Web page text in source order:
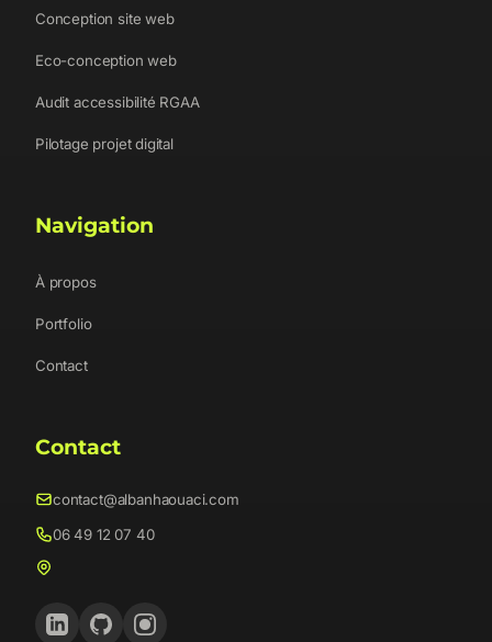
Conception site web
Eco-conception web
Audit accessibilité RGAA
Pilotage projet digital
Navigation
À propos
Portfolio
Contact
Contact
contact@albanhaouaci.com
06 49 12 07 40